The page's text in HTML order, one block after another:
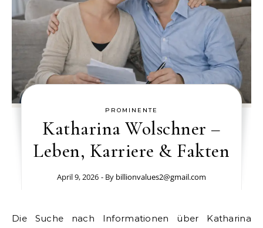
PROMINENTE
Katharina Wolschner –
Leben, Karriere & Fakten
April 9, 2026 - By billionvalues2@gmail.com
Die Suche nach Informationen über Katharina